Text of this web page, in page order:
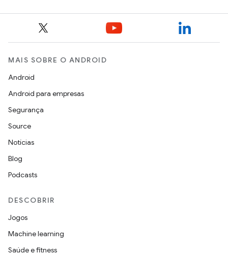
MAIS SOBRE O ANDROID
Android
Android para empresas
Segurança
Source
Notícias
Blog
Podcasts
DESCOBRIR
Jogos
Machine learning
Saúde e fitness